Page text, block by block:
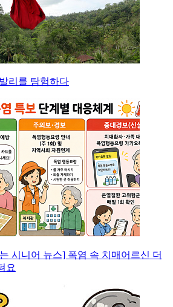
리를 탐험하다
시니어 뉴스] 폭염 속 치매어르신 더
요